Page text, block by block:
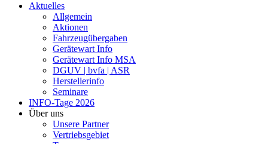
Aktuelles
Allgemein
Aktionen
Fahrzeugübergaben
Gerätewart Info
Gerätewart Info MSA
DGUV | bvfa | ASR
Herstellerinfo
Seminare
INFO-Tage 2026
Über uns
Unsere Partner
Vertriebsgebiet